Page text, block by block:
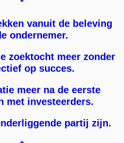
*
vanuit de beleving
ondernemer.
zoektocht meer zonder
op succes.
meer na de eerste
met investeerders.
partij zijn.